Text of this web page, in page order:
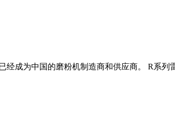
经成为中国的磨粉机制造商和供应商。 R系